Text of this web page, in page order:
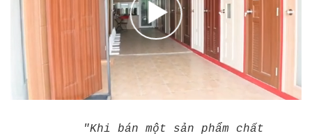
"Khi bán một sản phẩm chất